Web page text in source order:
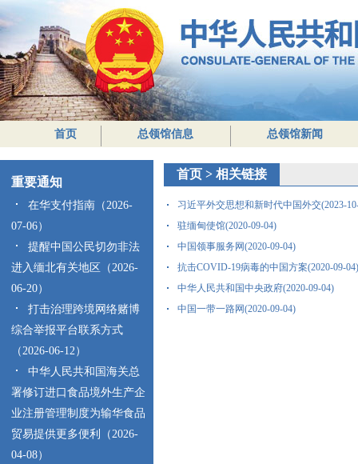
首页 总领馆信息 总领馆新闻
重要通知
在华支付指南（2026-
07-06）
提醒中国公民切勿非法
进入缅北有关地区（2026-
06-20）
打击治理跨境网络赌博
综合举报平台联系方式
（2026-06-12）
中华人民共和国海关总
署修订进口食品境外生产企
业注册管理制度为输华食品
贸易提供更多便利（2026-
04-08）
首页 > 相关链接
习近平外交思想和新时代中国外交(2023-
驻缅甸使馆(2020-09-04)
中国领事服务网(2020-09-04)
抗击COVID-19病毒的中国方案(2020-09-04)
中华人民共和国中央政府(2020-09-04)
中国一带一路网(2020-09-04)